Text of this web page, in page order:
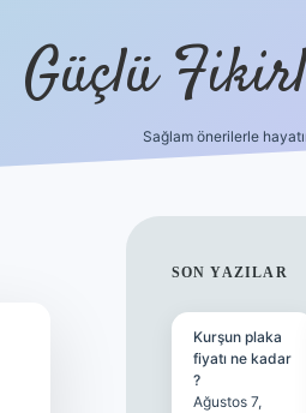
Güçlü
Sağlam önerilerle
SON YAZILAR
Kurşun plaka
fiyatı ne kadar
?
Ağustos 7,